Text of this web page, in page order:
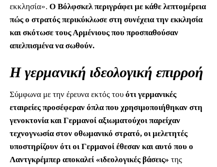
εκκλησία». Ο Βόλφσκελ περιγράφει με κάθε λεπτομέρεια
πώς ο στρατός περικύκλωσε στη συνέχεια την εκκλησία
και σκότωσε τους Αρμένιους που προσπαθούσαν
απελπισμένα να σωθούν.
Η γερμανική ιδεολογική επιρροή
Σύμφωνα με την έρευνα εκτός του ότι γερμανικές
εταιρείες προσέφεραν όπλα που χρησιμοποιήθηκαν στη
γενοκτονία και Γερμανοί αξιωματούχοι παρείχαν
τεχνογνωσία στον οθωμανικό στρατό, οι μελετητές
υποστηρίζουν ότι οι Γερμανοί έθεσαν και αυτό που ο
Λαντγκρέμπερ αποκαλεί «ιδεολογικές βάσεις» της